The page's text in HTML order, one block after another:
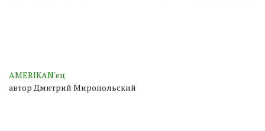
AMERIKAN'ец
автор Дмитрий Миропольский